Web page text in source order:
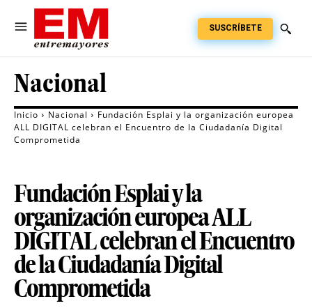
SUSCRÍBETE
Nacional
Inicio Nacional
Fundación Esplai y la organización europea
ALL DIGITAL celebran el Encuentro de la Ciudadanía Digital
Comprometida
Fundación Esplai y la
organización europea ALL
DIGITAL celebran el Encuentro
de la Ciudadanía Digital
Comprometida